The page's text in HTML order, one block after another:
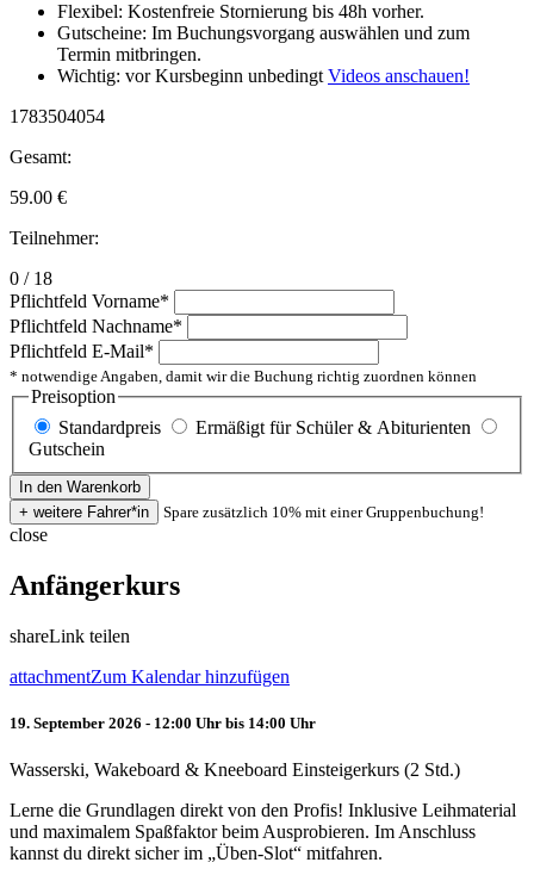
Flexibel: Kostenfreie Stornierung bis 48h vorher.
Gutscheine: Im Buchungsvorgang auswählen und zum
Termin mitbringen.
Wichtig: vor Kursbeginn unbedingt Videos anschauen!
1783504054
Gesamt:
59.00 €
Teilnehmer:
0 / 18
Pflichtfeld Vorname*
Pflichtfeld Nachname*
Pflichtfeld E-Mail*
* notwendige Angaben, damit wir die Buchung richtig zuordnen können
Preisoption
Standardpreis
Ermäßigt für Schüler & Abiturienten
Gutschein
Spare zusätzlich 10% mit einer Gruppenbuchung!
close
Anfängerkurs
shareLink teilen
attachmentZum Kalendar hinzufügen
19. September 2026 - 12:00 Uhr bis 14:00 Uhr
Wasserski, Wakeboard & Kneeboard Einsteigerkurs (2 Std.)
Lerne die Grundlagen direkt von den Profis! Inklusive Leihmaterial
und maximalem Spaßfaktor beim Ausprobieren. Im Anschluss
kannst du direkt sicher im „Üben-Slot“ mitfahren.